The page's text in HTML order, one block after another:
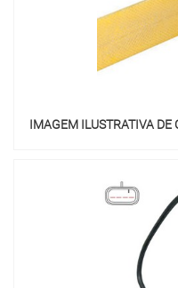
IMAGEM ILUSTRATIVA DE